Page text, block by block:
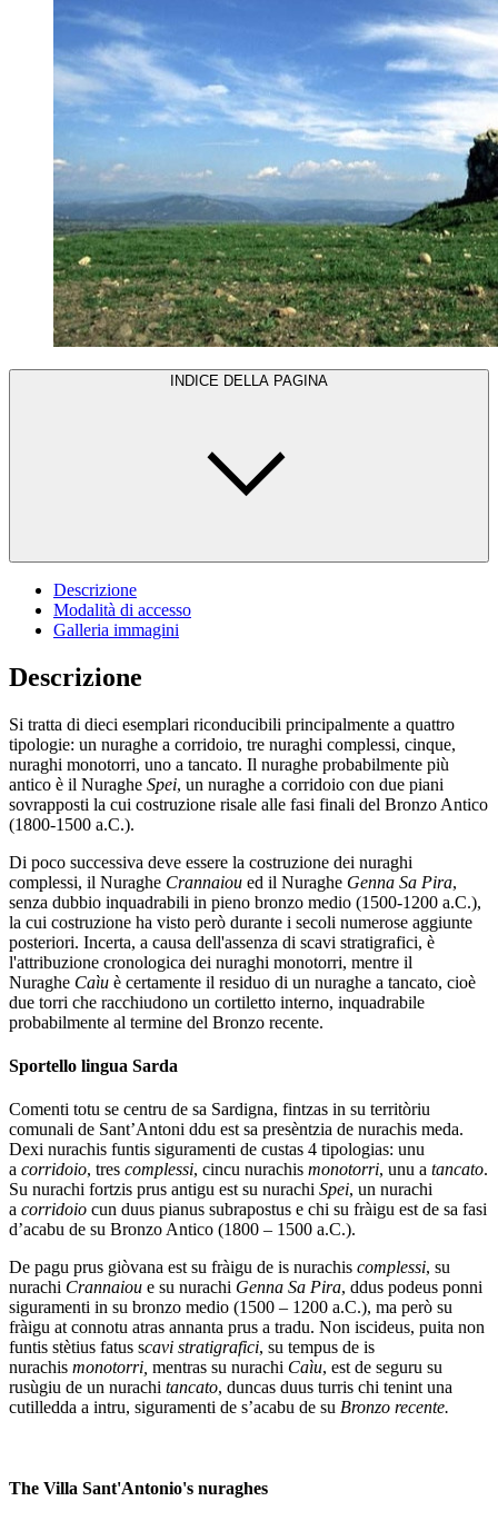
INDICE DELLA PAGINA
Descrizione
Modalità di accesso
Galleria immagini
Descrizione
Si tratta di dieci esemplari riconducibili principalmente a quattro
tipologie: un nuraghe a corridoio, tre nuraghi complessi, cinque,
nuraghi monotorri, uno a tancato. Il nuraghe probabilmente più
antico è il Nuraghe Spei, un nuraghe a corridoio con due piani
sovrapposti la cui costruzione risale alle fasi finali del Bronzo Antico
(1800-1500 a.C.).
Di poco successiva deve essere la costruzione dei nuraghi
complessi, il Nuraghe Crannaiou ed il Nuraghe Genna Sa Pira,
senza dubbio inquadrabili in pieno bronzo medio (1500-1200 a.C.),
la cui costruzione ha visto però durante i secoli numerose aggiunte
posteriori. Incerta, a causa dell'assenza di scavi stratigrafici, è
l'attribuzione cronologica dei nuraghi monotorri, mentre il
Nuraghe Caìu è certamente il residuo di un nuraghe a tancato, cioè
due torri che racchiudono un cortiletto interno, inquadrabile
probabilmente al termine del Bronzo recente.
Sportello lingua Sarda
Comenti totu se centru de sa Sardigna, fintzas in su territòriu
comunali de Sant’Antoni ddu est sa presèntzia de nurachis meda.
Dexi nurachis funtis siguramenti de custas 4 tipologias: unu
a corridoio, tres complessi, cincu nurachis monotorri, unu a tancato.
Su nurachi fortzis prus antigu est su nurachi Spei, un nurachi
a corridoio cun duus pianus subrapostus e chi su fràigu est de sa fasi
d’acabu de su Bronzo Antico (1800 – 1500 a.C.).
De pagu prus giòvana est su fràigu de is nurachis complessi, su
nurachi Crannaiou e su nurachi Genna Sa Pira, ddus podeus ponni
siguramenti in su bronzo medio (1500 – 1200 a.C.), ma però su
fràigu at connotu atras annanta prus a tradu. Non iscideus, puita non
funtis stètius fatus scavi stratigrafici, su tempus de is
nurachis monotorri, mentras su nurachi Caìu, est de seguru su
rusùgiu de un nurachi tancato, duncas duus turris chi tenint una
cutilledda a intru, siguramenti de s’acabu de su Bronzo recente.
The Villa Sant'Antonio's nuraghes